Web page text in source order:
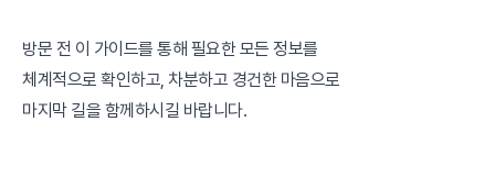
방문 전 이 가이드를 통해 필요한 모든 정보를
체계적으로 확인하고, 차분하고 경건한 마음으로
마지막 길을 함께하시길 바랍니다.